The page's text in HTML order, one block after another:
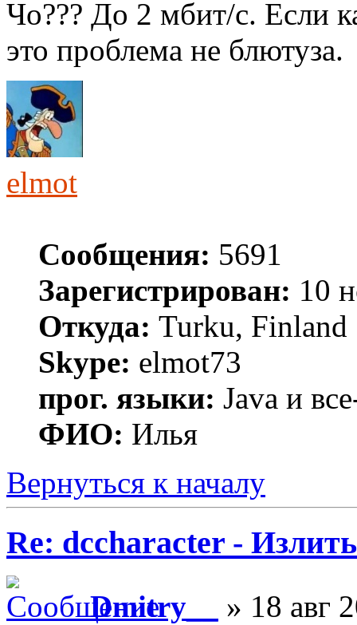
Чо??? До 2 мбит/с. Если
это проблема не блютуза.
elmot
Сообщения: 5691
Зарегистрирован: 10
Откуда: Turku, Finland
Skype: elmot73
прог. языки: Java и
ФИО: Илья
Вернуться к началу
Re: dccharacter -
Dmitry__
» 18 авг